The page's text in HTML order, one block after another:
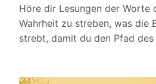
Höre dir Lesungen der Worte
Wahrheit zu streben, was die
strebt, damit du den Pfad